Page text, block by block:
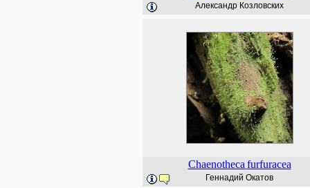
Александр Козловских
Chaenotheca furfuracea
Геннадий Окатов